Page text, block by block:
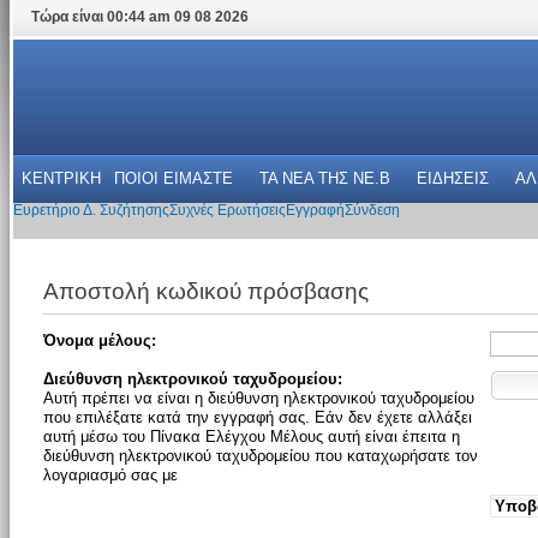
Τώρα είναι 00:44 am 09 08 2026
ΚΕΝΤΡΙΚΗ ΠΟΙΟΙ ΕΙΜΑΣΤΕ ΤΑ ΝΕΑ THΣ NE.B ΕΙΔΗΣΕΙΣ
Ευρετήριο Δ. ΣυζήτησηςΣυχνές Ερωτήσεις ΕγγραφήΣύνδεση
Αποστολή κωδικού πρόσβασης
Όνομα μέλους:
Διεύθυνση ηλεκτρονικού ταχυδρομείου:
Αυτή πρέπει να είναι η διεύθυνση ηλεκτρονικού ταχυδρομείου
που επιλέξατε κατά την εγγραφή σας. Εάν δεν έχετε αλλάξει
αυτή μέσω του Πίνακα Ελέγχου Μέλους αυτή είναι έπειτα η
διεύθυνση ηλεκτρονικού ταχυδρομείου που καταχωρήσατε τον
λογαριασμό σας με